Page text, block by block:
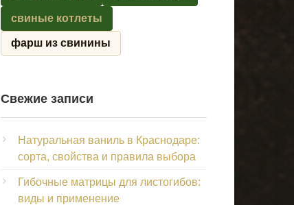
свиные котлеты
фарш из свинины
Свежие записи
Натуральная ваниль в Краснодаре:
сорта, свойства и правила выбора
Гибочные матрицы для листогибов:
виды и применение